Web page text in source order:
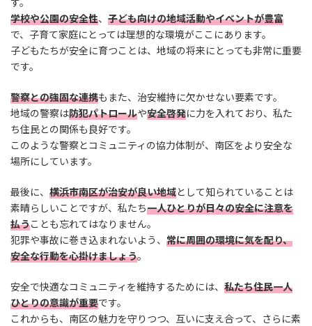
学校や公園の安全性、 子ども向けの地域活動やイベントが豊富
で、子育て家庭にとっては理想的な環境がここにあります。
子どもたちが安全に育つことは、地域の将来にとっても非常に重要
です。
警察との強固な連携もまた、治安維持に欠かせない要素です。
地域の警察は防犯パトロールや安全啓発に力を入れており、私た
ち住民との関係も良好です。
このような警察とコミュニティの協力体制が、南区をより安全な
場所にしています。
最後に、 横浜市南区が治安が良い地域として知られていることは
素晴らしいことですが、私たち一人ひとりが日々の安全に注意を
払うことも忘れてはなりません。
犯罪や事故に巻き込まれないよう、 常に周囲の環境に気を配り、
安全な行動を心掛けましょう。
安全で快適なコミュニティを維持するためには、 私たち住民一人
ひとりの意識が重要です。
これからも、南区の魅力を守りつつ、互いに支え合って、さらに素